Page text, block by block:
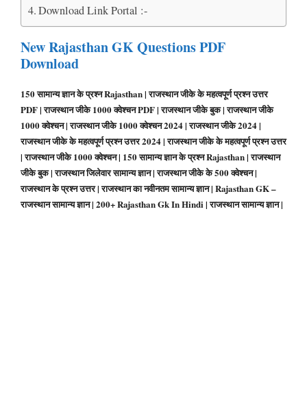
Download Link Portal :-
New Rajasthan GK Questions PDF
Download
150 सामान्य ज्ञान के प्रश्न Rajasthan | राजस्थान जीके के महत्वपूर्ण प्रश्न उत्तर
PDF | राजस्थान जीके 1000 क्वेश्चन PDF | राजस्थान जीके बुक | राजस्थान जीके
1000 क्वेश्चन | राजस्थान जीके 1000 क्वेश्चन 2024 | राजस्थान जीके 2024 |
राजस्थान जीके के महत्वपूर्ण प्रश्न उत्तर 2024 | राजस्थान जीके के महत्वपूर्ण प्रश्न उत्तर
| राजस्थान जीके 1000 क्वेश्चन | 150 सामान्य ज्ञान के प्रश्न Rajasthan | राजस्थान
जीके बुक | राजस्थान जिलेवार सामान्य ज्ञान | राजस्थान जीके के 500 क्वेश्चन |
राजस्थान के प्रश्न उत्तर | राजस्थान का नवीनतम सामान्य ज्ञान | Rajasthan GK –
राजस्थान सामान्य ज्ञान | 200+ Rajasthan Gk In Hindi | राजस्थान सामान्य ज्ञान |